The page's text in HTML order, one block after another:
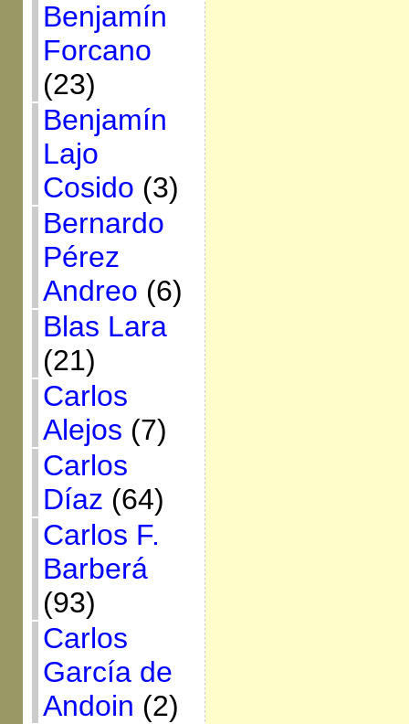
Benjamín
Forcano
(23)
Benjamín
Lajo
Cosido (3)
Bernardo
Pérez
Andreo (6)
Blas Lara
(21)
Carlos
Alejos (7)
Carlos
Díaz (64)
Carlos F.
Barberá
(93)
Carlos
García de
Andoin (2)